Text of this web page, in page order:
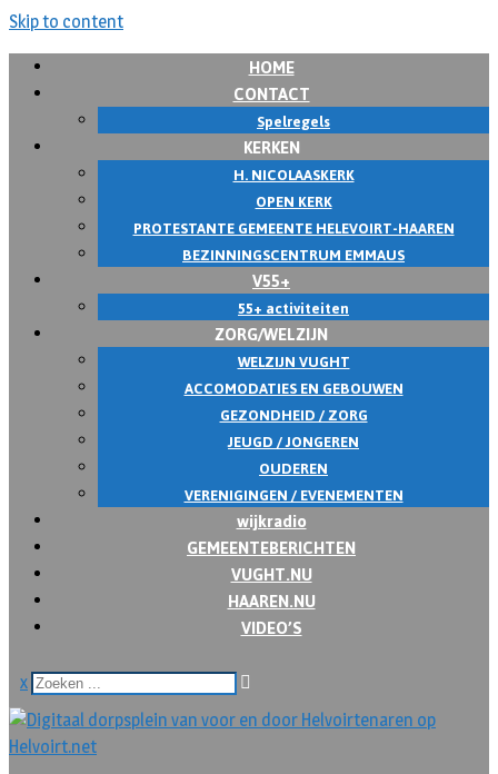
Skip to content
HOME
CONTACT
Spelregels
KERKEN
H. NICOLAASKERK
OPEN KERK
PROTESTANTE GEMEENTE HELEVOIRT-HAAREN
BEZINNINGSCENTRUM EMMAUS
V55+
55+ activiteiten
ZORG/WELZIJN
WELZIJN VUGHT
ACCOMODATIES EN GEBOUWEN
GEZONDHEID / ZORG
JEUGD / JONGEREN
OUDEREN
VERENIGINGEN / EVENEMENTEN
wijkradio
GEMEENTEBERICHTEN
VUGHT.NU
HAAREN.NU
VIDEO’S
x